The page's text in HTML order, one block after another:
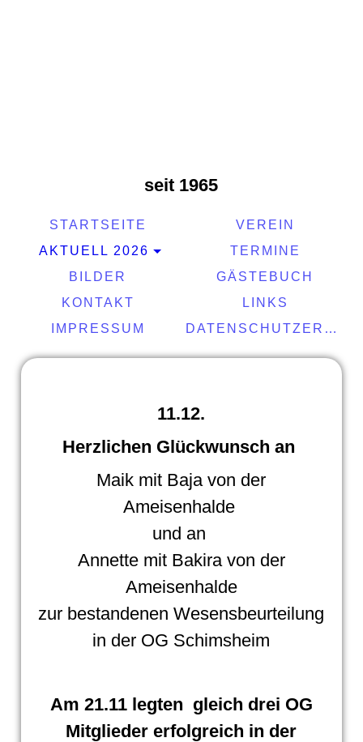
seit 1965
STARTSEITE
VEREIN
AKTUELL 2026
TERMINE
BILDER
GÄSTEBUCH
KONTAKT
LINKS
IMPRESSUM
DATENSCHUTZERKLÄRUNG
11.12.
Herzlichen Glückwunsch an
Maik mit Baja von der
Ameisenhalde
und an
Annette mit Bakira von der
Ameisenhalde
zur bestandenen Wesensbeurteilung
in der OG Schimsheim
Am 21.11 legten gleich drei OG
Mitglieder erfolgreich in der